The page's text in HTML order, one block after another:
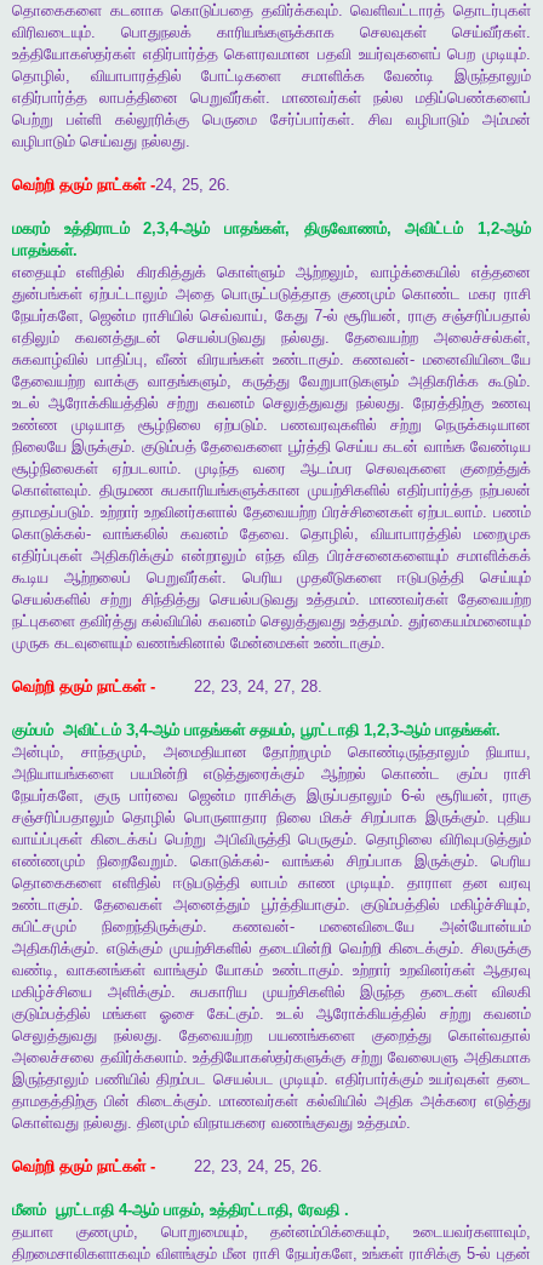
தொகைகளை கடனாக கொடுப்பதை தவிர்க்கவும்.வெளிவட்டாரத் தொடர்புகள்
விரிவடையும். பொதுநலக் காரியங்களுக்காக செலவுகள் செய்வீர்கள்.
உத்தியோகஸ்தர்கள் எதிர்பார்த்த கௌரவமான பதவி உயர்வுகளைப் பெற முடியும்.
தொழில், வியாபாரத்தில் போட்டிகளை சமாளிக்க வேண்டி
இருந்தாலும்
எதிர்பார்த்த
லாபத்தினை பெறுவீர்கள். மாணவர்கள் நல்ல
மதிப்பெண்களைப்
பெற்று
பள்ளி கல்லூரிக்கு பெருமை சேர்ப்பார்கள். சிவ வழிபாடும்
அம்மன்
வழிபாடும் செய்வது நல்லது.
வெற்றி தரும் நாட்கள்-24, 25, 26.
மகரம் உத்திராடம்2,3,4-ஆம் பாதங்கள், திருவோணம்,அவிட்டம்1,2-ஆம்
பாதங்கள்.
எதையும்
எளிதில் கிரகித்துக் கொள்ளும் ஆற்றலும், வாழ்க்கையில்
எத்தனை
துன்பங்கள் ஏற்பட்டாலும் அதை பொருட்படுத்தாத குணமும் கொண்ட மகர ராசி
நேயர்களே,ஜென்ம ராசியில் செவ்வாய், கேது7-ல் சூரியன், ராகு சஞ்சரிப்பதால்
எதிலும்
கவனத்துடன் செயல்படுவது நல்லது. தேவையற்ற அலைச்சல்கள்,
சுகவாழ்வில் பாதிப்பு,வீண் விரயங்கள் உண்டாகும். கணவன்-மனைவியிடையே
தேவையற்ற வாக்கு வாதங்களும், கருத்து வேறுபாடுகளும் அதிகரிக்க கூடும்.
உடல் ஆரோக்கியத்தில் சற்று கவனம் செலுத்துவது நல்லது. நேரத்திற்கு உணவு
உண்ண
முடியாத சூழ்நிலை ஏற்படும். பணவரவுகளில் சற்று
நெருக்கடியான
நிலையே இருக்கும். குடும்பத் தேவைகளை பூர்த்தி செய்ய கடன் வாங்க வேண்டிய
சூழ்நிலைகள்
ஏற்படலாம்.முடிந்த வரை ஆடம்பர செலவுகளை
குறைத்துக்
கொள்ளவும். திருமண சுபகாரியங்களுக்கான முயற்சிகளில் எதிர்பார்த்த நற்பலன்
தாமதப்படும். உற்றார் உறவினர்களால் தேவையற்ற பிரச்சினைகள் ஏற்படலாம்.பணம்
கொடுக்கல்- வாங்கலில் கவனம் தேவை.தொழில்,வியாபாரத்தில்
மறைமுக
எதிர்ப்புகள் அதிகரிக்கும் என்றாலும் எந்த வித பிரச்சனைகளையும் சமாளிக்கக்
கூடிய
ஆற்றலைப் பெறுவீர்கள். பெரிய முதலீடுகளை ஈடுபடுத்தி
செய்யும்
செயல்களில் சற்று சிந்தித்து செயல்படுவது உத்தமம்.மாணவர்கள் தேவையற்ற
நட்புகளை தவிர்த்து கல்வியில் கவனம் செலுத்துவது உத்தமம்.துர்கையம்மனையும்
முருக கடவுளையும் வணங்கினால் மேன்மைகள் உண்டாகும்.
வெற்றி தரும் நாட்கள்- 22, 23, 24, 27, 28.
கும்பம் அவிட்டம்3,4-ஆம் பாதங்கள் சதயம், பூரட்டாதி 1,2,3-ஆம் பாதங்கள்.
அன்பும், சாந்தமும், அமைதியான தோற்றமும் கொண்டிருந்தாலும் நியாய,
அநியாயங்களை
பயமின்றி எடுத்துரைக்கும் ஆற்றல் கொண்ட கும்ப
ராசி
நேயர்களே, குரு பார்வை ஜென்ம ராசிக்கு இருப்பதாலும்6-ல் சூரியன், ராகு
சஞ்சரிப்பதாலும் தொழில் பொருளாதார நிலை மிகச் சிறப்பாக இருக்கும். புதிய
வாய்ப்புகள் கிடைக்கப் பெற்று அபிவிருத்தி பெருகும். தொழிலை விரிவுபடுத்தும்
எண்ணமும்
நிறைவேறும்.கொடுக்கல்- வாங்கல் சிறப்பாக இருக்கும்.பெரிய
தொகைகளை
எளிதில் ஈடுபடுத்தி லாபம் காண முடியும். தாராள தன
வரவு
உண்டாகும்.தேவைகள் அனைத்தும் பூர்த்தியாகும். குடும்பத்தில் மகிழ்ச்சியும்,
சுபிட்சமும்
நிறைந்திருக்கும். கணவன்- மனைவிடையே
அன்யோன்யம்
அதிகரிக்கும். எடுக்கும் முயற்சிகளில் தடையின்றி வெற்றி கிடைக்கும். சிலருக்கு
வண்டி,வாகனங்கள் வாங்கும் யோகம் உண்டாகும். உற்றார் உறவினர்கள் ஆதரவு
மகிழ்ச்சியை
அளிக்கும். சுபகாரிய முயற்சிகளில் இருந்த தடைகள்
விலகி
குடும்பத்தில்
மங்கள ஓசை கேட்கும்.உடல் ஆரோக்கியத்தில் சற்று
கவனம்
செலுத்துவது
நல்லது. தேவையற்ற பயணங்களை குறைத்து
கொள்வதால்
அலைச்சலை தவிர்க்கலாம்.உத்தியோகஸ்தர்களுக்கு சற்று வேலைபளு அதிகமாக
இருந்தாலும் பணியில் திறம்பட செயல்பட முடியும். எதிர்பார்க்கும் உயர்வுகள் தடை
தாமதத்திற்கு பின் கிடைக்கும்.மாணவர்கள் கல்வியில் அதிக அக்கரை எடுத்து
கொள்வது நல்லது. தினமும் விநாயகரை வணங்குவது உத்தமம்.
வெற்றி தரும் நாட்கள்- 22, 23, 24, 25, 26.
மீனம் பூரட்டாதி 4-ஆம் பாதம், உத்திரட்டாதி, ரேவதி .
தயாள
குணமும், பொறுமையும்,தன்னம்பிக்கையும், உடையவர்களாவும்,
திறமைசாலிகளாகவும் விளங்கும் மீன ராசி நேயர்களே,உங்கள் ராசிக்கு 5-ல் புதன்